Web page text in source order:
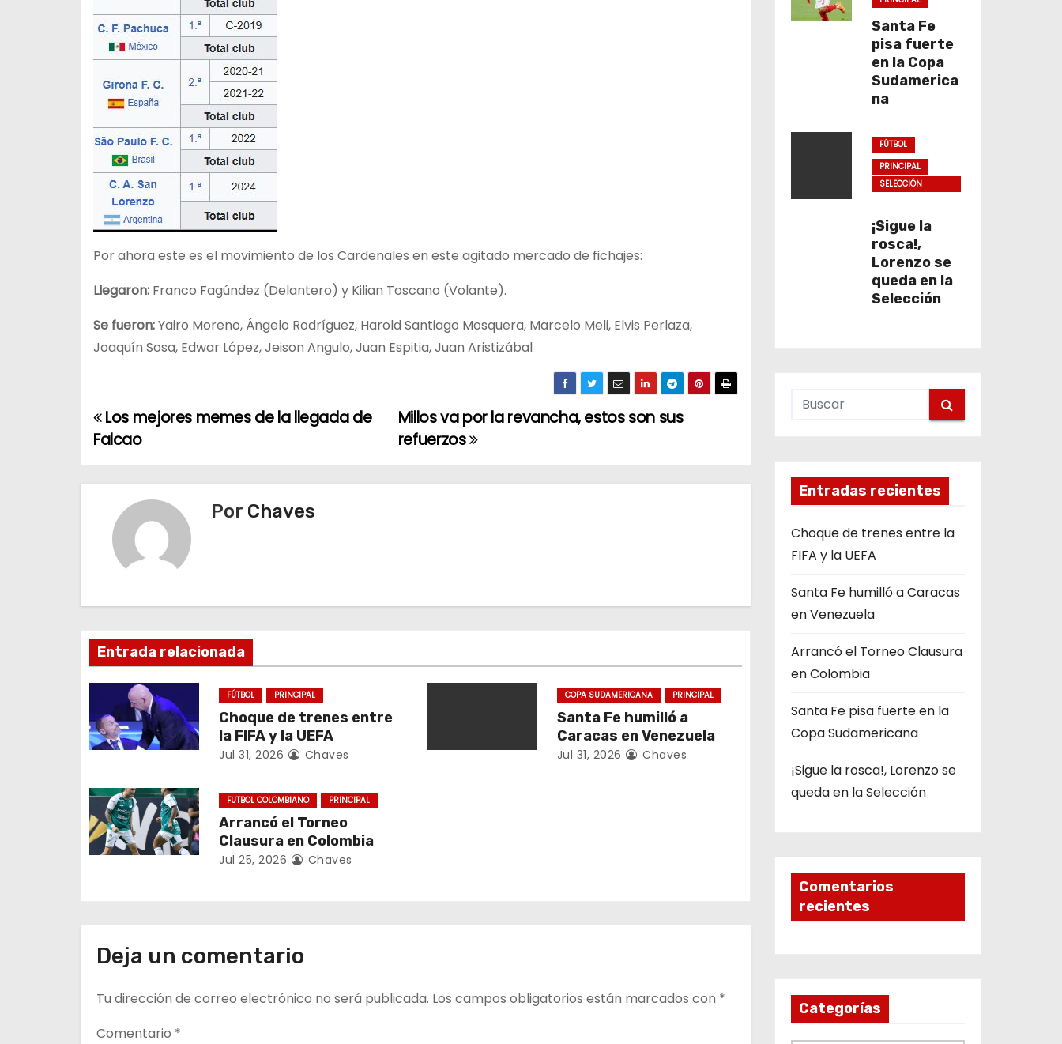
Por ahora este es el movimiento de los Cardenales en este agitado mercado de fichajes:
Llegaron: Franco Fagúndez (Delantero) y Kilian Toscano (Volante).
Se fueron:Yairo Moreno, Ángelo Rodríguez, Harold Santiago Mosquera, Marcelo Meli, Elvis Perlaza,
Joaquín Sosa, Edwar López, Jeison Angulo, Juan Espitia, Juan Aristizábal
N
v
i
ó
n
d
e
e
n
a
d
a
Millos va por la revancha, estos son sus
refuerzos
Los mejores memes de la llegada de
Falcao
Por Chaves
Entrada relacionada
FÚTBOL PRINCIPAL
Choque de trenes entre
la FIFA y la UEFA
Jul 31, 2026 Chaves
COPA SUDAMERICANA PRINCIPAL
Santa Fe humilló a
Caracas en Venezuela
Jul 31, 2026 Chaves
FUTBOL COLOMBIANO PRINCIPAL
Arrancó el Torneo
Clausura en Colombia
Jul 25, 2026 Chaves
Deja un comentario
Tu dirección de correo electrónico no será publicada. Los campos obligatorios están marcados con *
Comentario *
Santa Fe
pisa fuerte
en la Copa
Sudamerica
na
FÚTBOL
PRINCIPAL
SELECCIÓN
¡Sigue la
rosca!,
Lorenzo se
queda en la
Selección
Entradas recientes
Choque de trenes entre la
FIFA y la UEFA
Santa Fe humilló a Caracas
en Venezuela
Arrancó el Torneo Clausura
en Colombia
Santa Fe pisa fuerte en la
Copa Sudamericana
¡Sigue la rosca!, Lorenzo se
queda en la Selección
Comentarios
recientes
Categorías